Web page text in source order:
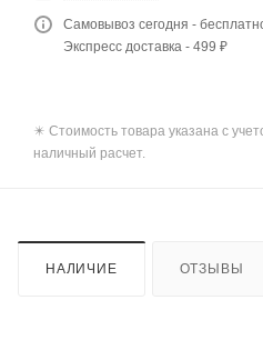
Самовывоз сегодня -
Экспресс доставка - 499 ₽
✴️ Стоимость товара указана с
наличный расчет.
НАЛИЧИЕ ОТЗЫВЫ